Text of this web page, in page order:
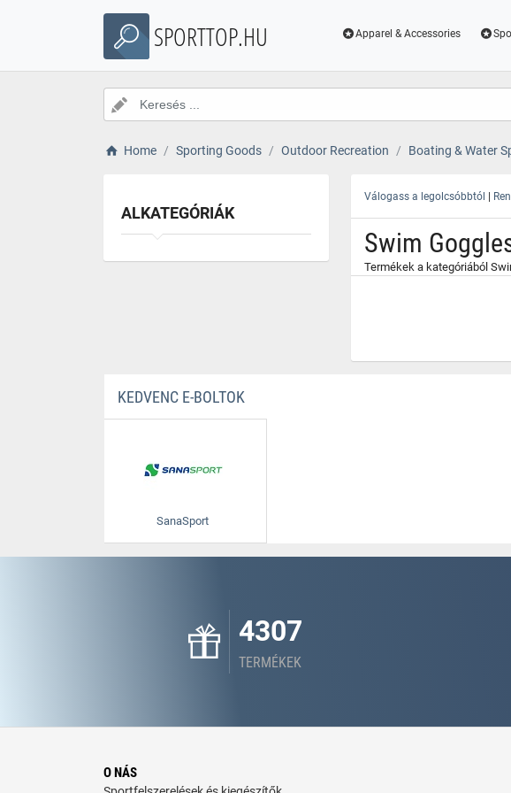
SPORTTOP.HU Apparel & Accessories
Home Sporting Goods Outdoor Recreation Boating & Water
ALKATEGÓRIÁK
Válogass a legolcsóbbtól |
Swim
Termékek a kategóriából
KEDVENC E-BOLTOK
SanaSport
4307
TERMÉKEK
O NÁS